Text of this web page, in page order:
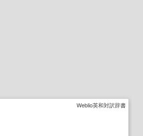
Weblio英和対訳辞書